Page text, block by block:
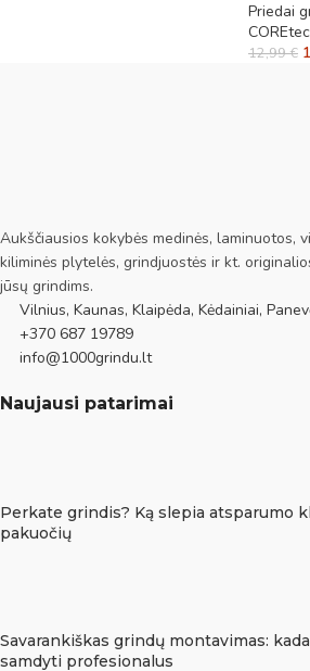
Priedai
COREtec
12,99€
Aukščiausios kokybės medinės, laminuotos,
kiliminės plytelės, grindjuostės ir kt.
jūsų grindims.
Vilnius, Kaunas, Klaipėda, Kėdainiai,
+370 687 19789
info@1000grindu.lt
Naujausi patarimai
Perkate grindis? Ką slepia atsparumo
pakuočių
Savarankiškas grindų montavimas:
samdyti profesionalus